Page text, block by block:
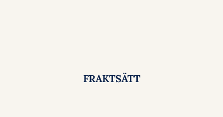
FRAKTSÄTT